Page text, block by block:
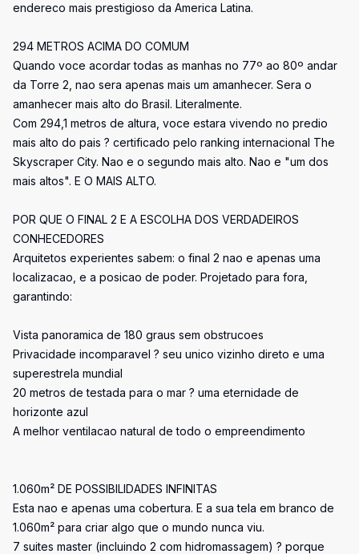
endereco mais prestigioso da America Latina.
294 METROS ACIMA DO COMUM
Quando voce acordar todas as manhas no 77º ao 80º andar
da Torre 2, nao sera apenas mais um amanhecer. Sera o
amanhecer mais alto do Brasil. Literalmente.
Com 294,1 metros de altura, voce estara vivendo no predio
mais alto do pais ? certificado pelo ranking internacional The
Skyscraper City. Nao e o segundo mais alto. Nao e "um dos
mais altos". E O MAIS ALTO.
POR QUE O FINAL 2 E A ESCOLHA DOS VERDADEIROS
CONHECEDORES
Arquitetos experientes sabem: o final 2 nao e apenas uma
localizacao, e a posicao de poder. Projetado para fora,
garantindo:
Vista panoramica de 180 graus sem obstrucoes
Privacidade incomparavel ? seu unico vizinho direto e uma
superestrela mundial
20 metros de testada para o mar ? uma eternidade de
horizonte azul
A melhor ventilacao natural de todo o empreendimento
1.060m² DE POSSIBILIDADES INFINITAS
Esta nao e apenas uma cobertura. E a sua tela em branco de
1.060m² para criar algo que o mundo nunca viu.
7 suites master (incluindo 2 com hidromassagem) ? porque